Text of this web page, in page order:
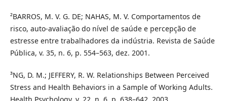
²BARROS, M. V. G. DE; NAHAS, M. V. Comportamentos de
risco, auto-avaliação do nível de saúde e percepção de
estresse entre trabalhadores da indústria. Revista de Saúde
Pública, v. 35, n. 6, p. 554–563, dez. 2001.
³NG, D. M.; JEFFERY, R. W. Relationships Between Perceived
Stress and Health Behaviors in a Sample of Working Adults.